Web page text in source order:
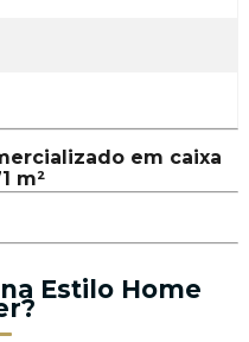
em caixa
m²
Estilo Home